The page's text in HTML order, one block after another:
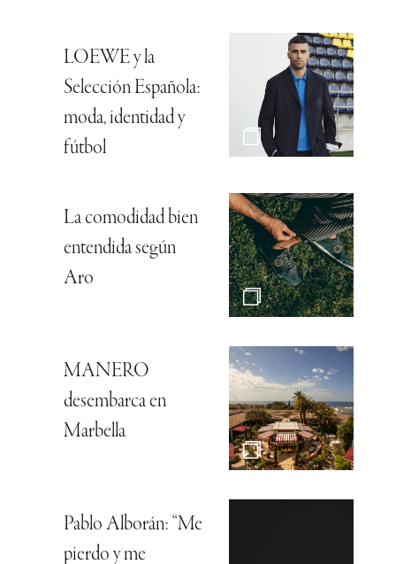
LOEWE y la
Selección Española:
moda, identidad y
fútbol
La comodidad bien
entendida según
Aro
MANERO
desembarca en
Marbella
Pablo Alborán: “Me
pierdo y me